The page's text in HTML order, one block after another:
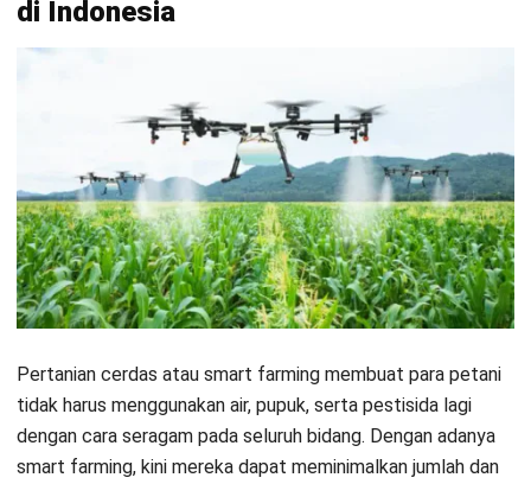
Bukan hanya penerapan teknologi semata, tetapi
farming
praktik pertanian di Indonesia serta menghadapi tantangan
Ada beberapa fitur canggih dari HashMicro dalam
mewujudkan pertanian pintar di Indonesia, yaitu pelacakan
kegiatan jadwal panen dan perkembangan secara
menyeluruh, penugasan pengerjaan dalam satu sistem yang
otomatis, serta kegiatan bisnis pertanian secara otomatis
mulai dari pengiriman barang hingga internal transfer antar
lokasi.
Proses Kerja Smart Farming yang